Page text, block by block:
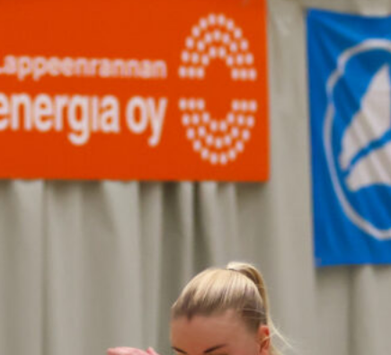
Turun NMKY
etsii pelaajia
tulevalle
kaudella 2026-
2027 miesten
ja naisten
joukkueisiinsa